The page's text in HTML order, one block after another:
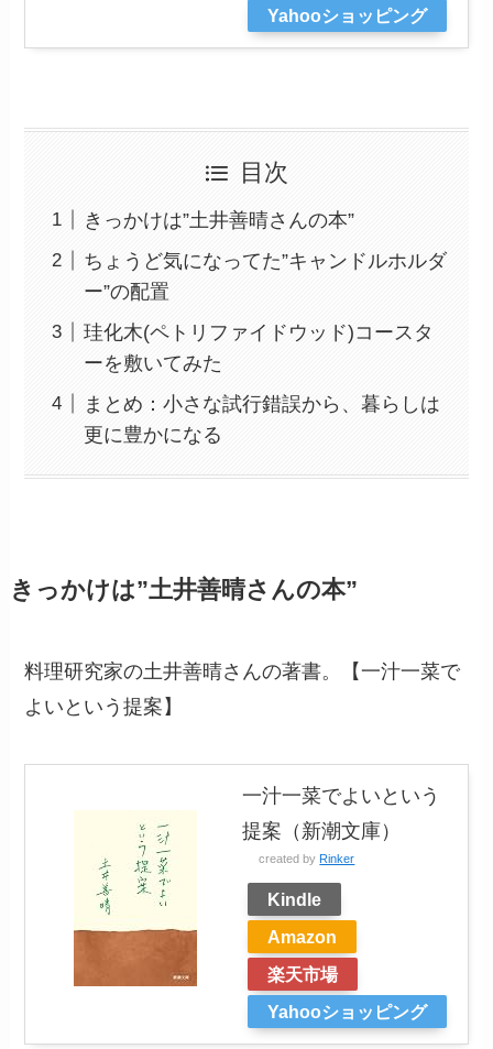
Yahooショッピング
目次
きっかけは”土井善晴さんの本”
ちょうど気になってた”キャンドルホルダ
ー”の配置
珪化木(ペトリファイドウッド)コースタ
ーを敷いてみた
まとめ：小さな試行錯誤から、暮らしは
更に豊かになる
きっかけは”土井善晴さんの本”
料理研究家の土井善晴さんの著書。【一汁一菜で
よいという提案】
一汁一菜でよいという
提案（新潮文庫）
created by Rinker
Kindle
Amazon
楽天市場
Yahooショッピング